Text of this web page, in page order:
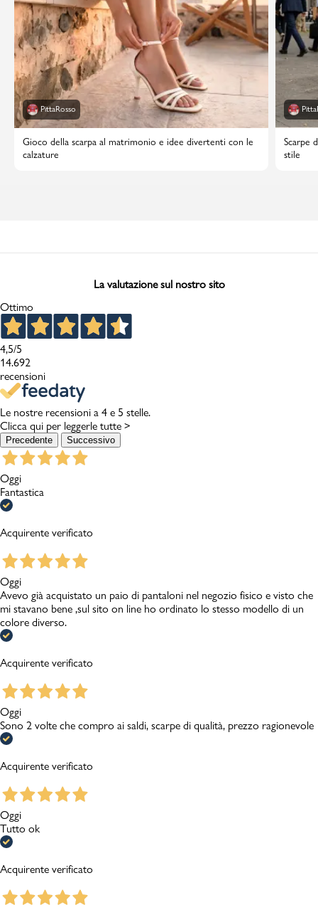
PittaRosso
Gioco della scarpa al matrimonio e idee divertenti con le
calzature
Scarpe
stile
La valutazione sul nostro sito
Ottimo
4,5/5
14.692
recensioni
Le nostre recensioni a 4 e 5 stelle.
Clicca qui per leggerle tutte >
Precedente Successivo
Oggi
Fantastica
Acquirente verificato
Oggi
Avevo già acquistato un paio di pantaloni nel negozio fisico e visto che
mi stavano bene ,sul sito on line ho ordinato lo stesso modello di un
colore diverso.
Acquirente verificato
Oggi
Sono 2 volte che compro ai saldi, scarpe di qualità, prezzo ragionevole
Acquirente verificato
Oggi
Tutto ok
Acquirente verificato